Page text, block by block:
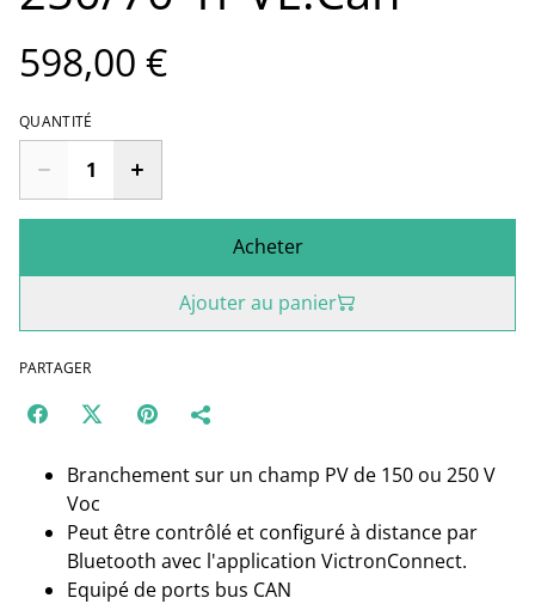
598,00 €
QUANTITÉ
Acheter
Ajouter au panier
PARTAGER
Branchement sur un champ PV de 150 ou 250 V
Voc
Peut être contrôlé et configuré à distance par
Bluetooth avec l'application VictronConnect.
Equipé de ports bus CAN